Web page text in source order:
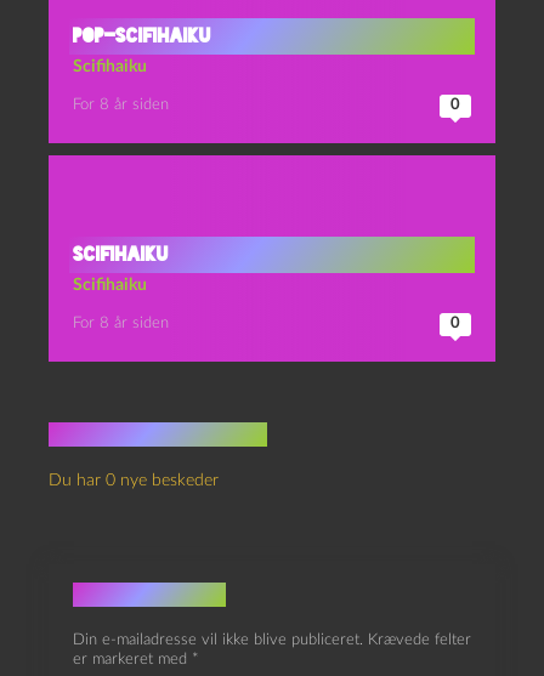
Pop-scifihaiku
Scifihaiku
For 8 år siden 0
Scifihaiku
Scifihaiku
For 8 år siden 0
Du har 0 nye beskeder
Skriv et svar
Din e-mailadresse vil ikke blive publiceret. Krævede felter
er markeret med *